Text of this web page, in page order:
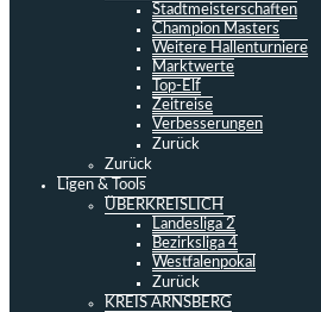
Stadtmeisterschaften
Champion Masters
Weitere Hallenturniere
Marktwerte
Top-Elf
Zeitreise
Verbesserungen
Zurück
Zurück
Ligen & Tools
ÜBERKREISLICH
Landesliga 2
Bezirksliga 4
Westfalenpokal
Zurück
KREIS ARNSBERG